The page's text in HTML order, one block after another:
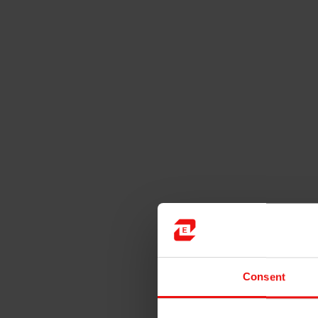
Consent